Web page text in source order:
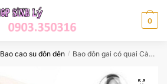
0
Bao cao su đôn dên / Bao đôn gai có quai Càng Chơi Em Càng Yêu CBD44